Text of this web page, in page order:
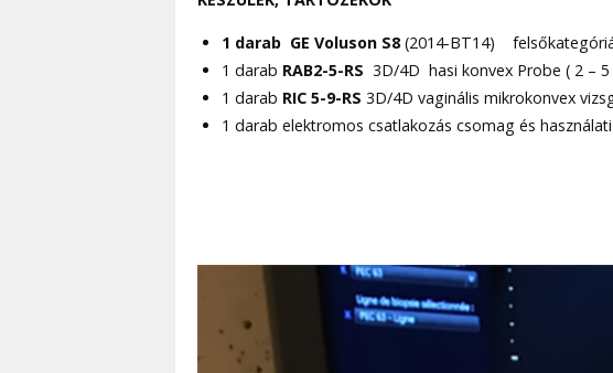
1 darab GE Voluson S8(2014-BT14)
1 darab RAB2-5-RS 3D/4D hasi konvex Probe ( 2 –
1 darab RIC 5-9-RS3D/4D vaginális mikrokonvex
1 darab elektromos csatlakozás csomag és